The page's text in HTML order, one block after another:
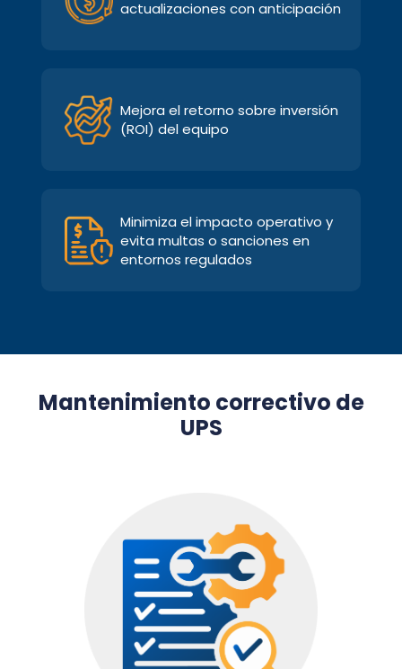
actualizaciones con anticipación
Mejora el retorno sobre inversión
(ROI) del equipo
Minimiza el impacto operativo y
evita multas o sanciones en
entornos regulados
Mantenimiento correctivo de
UPS